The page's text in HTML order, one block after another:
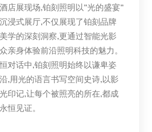
店展现场,铂刻照明以”光的盛宴”
浸式展厅,不仅展现了铂刻品牌
学的深刻洞察,更通过智能光影
亲身体验前沿照明科技的魅力。
对话中,铂刻照明始终以谦卑姿
,用光的语言书写空间史诗,以影
印记,让每个被照亮的所在,都成
恒见证。